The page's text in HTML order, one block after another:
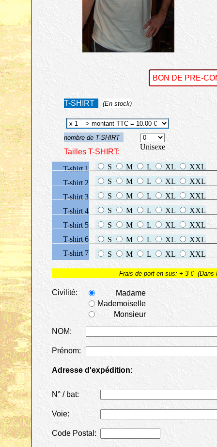
BON DE PRE-
T-SHIRT (En stock)
nombre de T-SHIRT
Unisexe
Tailles T-SHIRT:
T-shirt 1
T-shirt 2
T-shirt 3
T-shirt 4
T-shirt 5
T-shirt 6
T-shirt 7
S M L XL
XXL
S
M L XL
XXL
S
M L XL
XXL
S
M L XL
XXL
S
M L XL
XXL
S
M L XL
XXL
S
M L XL XXL
Frais de port en sus: + 3 €
Civilité:
Madame
Mademoiselle
Monsieur
NOM:
Prénom:
Adresse d'expédition:
N° / bat:
Voie:
Code Postal: